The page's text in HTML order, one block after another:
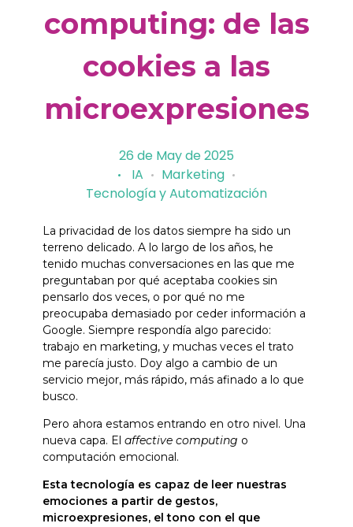
computing: de las
cookies a las
microexpresiones
26 de May de 2025
IA
Marketing
Tecnología y Automatización
La privacidad de los datos siempre ha sido un
terreno delicado. A lo largo de los años, he
tenido muchas conversaciones en las que me
preguntaban por qué aceptaba cookies sin
pensarlo dos veces, o por qué no me
preocupaba demasiado por ceder información a
Google. Siempre respondía algo parecido:
trabajo en marketing, y muchas veces el trato
me parecía justo. Doy algo a cambio de un
servicio mejor, más rápido, más afinado a lo que
busco.
Pero ahora estamos entrando en otro nivel. Una
nueva capa. El affective computing o
computación emocional.
Esta tecnología es capaz de leer nuestras
emociones a partir de gestos,
microexpresiones, el tono con el que